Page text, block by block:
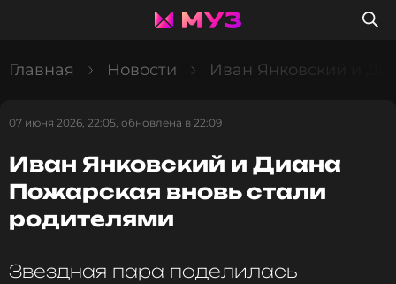
Главная Новости Иван Янковский и
07 июня 2026, 22:05, обновлена в 22:09
Иван Янковский и Диана
Пожарская вновь стали
родителями
Звездная пара поделилась